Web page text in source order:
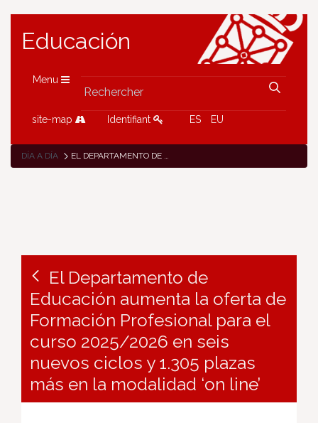
Educación
Menu
site-map Identifiant ES EU
DÍA A DÍA EL DEPARTAMENTO DE EDUCACIÓN AUMENTA LA OFERTA DE FORMACIÓN PROFESIONAL PARA EL CURSO 2025/2026 EN SEIS NUEVOS CICLOS Y 1.305 PLAZAS MÁS EN LA MODALIDAD ‘ON LINE’
El Departamento de
Educación aumenta la oferta de
Formación Profesional para el
curso 2025/2026 en seis
nuevos ciclos y 1.305 plazas
más en la modalidad ‘on line’